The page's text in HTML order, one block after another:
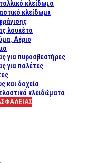
κλείδωμα
κλείδωμα
λουκέτα
Αέριο
για πυροσβεστήρες
για παλέτες
και δοχεία
κλειδώματα